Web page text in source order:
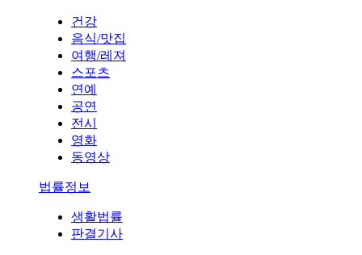
건강
음식/맛집
여행/레져
스포츠
연예
공연
전시
영화
동영상
법률정보
생활법률
판결기사